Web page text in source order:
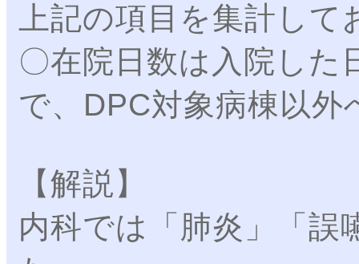
上記の項目を集計して
〇在院日数は入院した
で、DPC対象病棟以
【解説】
内科では「肺炎」「誤